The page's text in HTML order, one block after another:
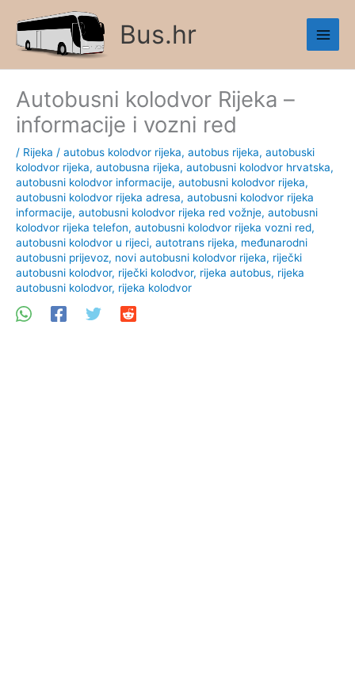
content
Bus.hr
Autobusni kolodvor Rijeka –
informacije i vozni red
/ Rijeka / autobus kolodvor rijeka, autobus rijeka, autobuski
kolodvor rijeka, autobusna rijeka, autobusni kolodvor hrvatska,
autobusni kolodvor informacije, autobusni kolodvor rijeka,
autobusni kolodvor rijeka adresa, autobusni kolodvor rijeka
informacije, autobusni kolodvor rijeka red vožnje, autobusni
kolodvor rijeka telefon, autobusni kolodvor rijeka vozni red,
autobusni kolodvor u rijeci, autotrans rijeka, međunarodni
autobusni prijevoz, novi autobusni kolodvor rijeka, riječki
autobusni kolodvor, riječki kolodvor, rijeka autobus, rijeka
autobusni kolodvor, rijeka kolodvor